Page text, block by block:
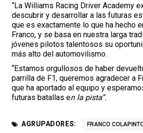
“La Williams Racing Driver Academy
descubrir y desarrollar a las futuras
que es exactamente lo que ha hecho
Franco, y se basa en nuestra larga
jóvenes pilotos talentosos su
más alto del automovilismo.
“Estamos orgullosos de haber
parrilla de F1, queremos agradecer a
que ha aportado al equipo y
futuras batallas en la pista”.
AGRUPADORES: FRANCO